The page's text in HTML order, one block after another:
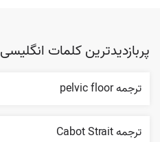
پربازدیدترین کلمات انگلیسی
ترجمه pelvic floor
ترجمه Cabot Strait